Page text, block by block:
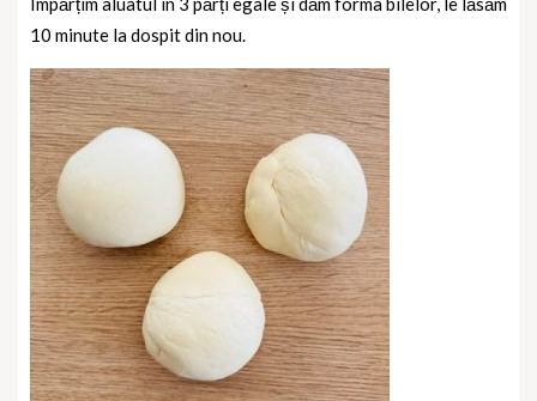
10 minute la dospit din nou.